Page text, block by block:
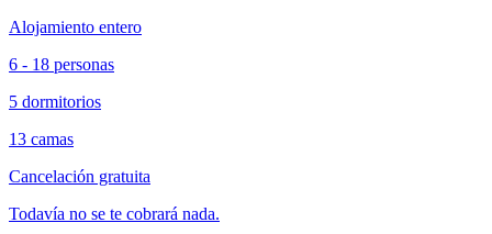
Alojamiento entero
6 - 18 personas
5 dormitorios
13 camas
Cancelación gratuita
Todavía no se te cobrará nada.